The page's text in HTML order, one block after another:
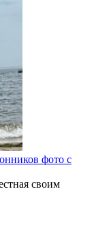
фото с
своим